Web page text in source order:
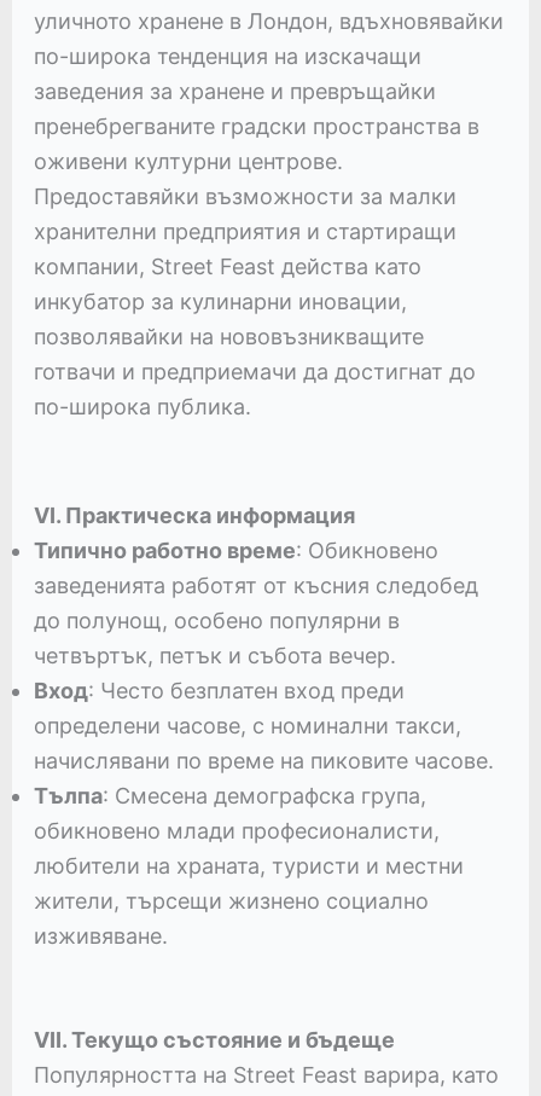
уличното хранене в Лондон, вдъхновявайки
по-широка тенденция на изскачащи
заведения за хранене и превръщайки
пренебрегваните градски пространства в
оживени културни центрове.
Предоставяйки възможности за малки
хранителни предприятия и стартиращи
компании, Street Feast действа като
инкубатор за кулинарни иновации,
позволявайки на нововъзникващите
готвачи и предприемачи да достигнат до
по-широка публика.
VI. Практическа информация
Типично работно време: Обикновено
заведенията работят от късния следобед
до полунощ, особено популярни в
четвъртък, петък и събота вечер.
Вход: Често безплатен вход преди
определени часове, с номинални такси,
начислявани по време на пиковите часове.
Тълпа: Смесена демографска група,
обикновено млади професионалисти,
любители на храната, туристи и местни
жители, търсещи жизнено социално
изживяване.
VII. Текущо състояние и бъдеще
Популярността на Street Feast варира, като